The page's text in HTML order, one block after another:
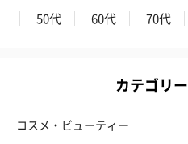
ンセンススティック
（END）（880円）
ンセン
（
50代
60代 70代
カテゴリ
コスメ・ビューティー